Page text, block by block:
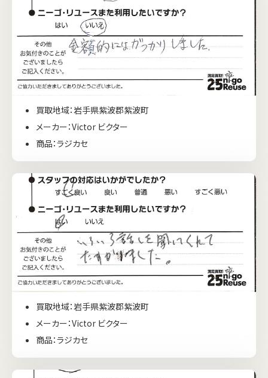
買取地域：岩手県紫波郡紫波町
メーカー：Victor ビクター
商品：ラジカセ
買取地域：岩手県紫波郡紫波町
メーカー：Victor ビクター
商品：ラジカセ